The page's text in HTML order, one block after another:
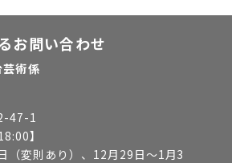
お問い合わせ
術係
47-1
】
（変則あり）、12月29日～1月3